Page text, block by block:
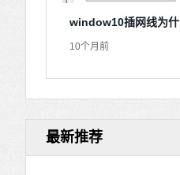
window10插网线为什
10个月前
最新推荐